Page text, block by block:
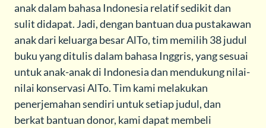
anak dalam bahasa Indonesia relatif sedikit dan
sulit didapat. Jadi, dengan bantuan dua pustakawan
anak dari keluarga besar AlTo, tim memilih 38 judul
buku yang ditulis dalam bahasa Inggris, yang sesuai
untuk anak-anak di Indonesia dan mendukung nilai-
nilai konservasi AlTo. Tim kami melakukan
penerjemahan sendiri untuk setiap judul, dan
berkat bantuan donor, kami dapat membeli